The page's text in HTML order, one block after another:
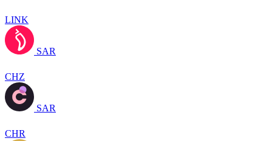
LINK
SAR
CHZ
SAR
CHR